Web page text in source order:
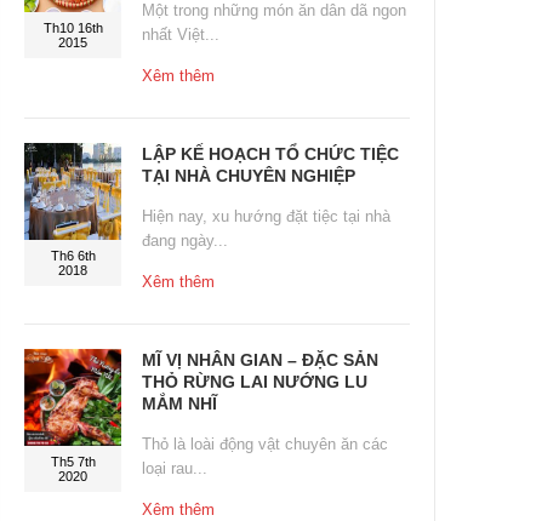
Th10 16th
2015
Một trong những món ăn dân dã ngon
nhất Việt...
Xêm thêm
Th6 6th
2018
LẬP KẾ HOẠCH TỔ CHỨC TIỆC
TẠI NHÀ CHUYÊN NGHIỆP
Hiện nay, xu hướng đặt tiệc tại nhà
đang ngày...
Xêm thêm
Th5 7th
2020
MĨ VỊ NHÂN GIAN – ĐẶC SẢN
THỎ RỪNG LAI NƯỚNG LU
MẮM NHĨ
Thỏ là loài động vật chuyên ăn các
loại rau...
Xêm thêm